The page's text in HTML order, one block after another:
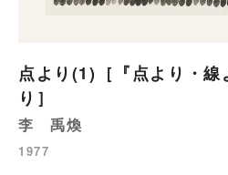
点より(1)［『点より・線
り］
李 禹煥
1977